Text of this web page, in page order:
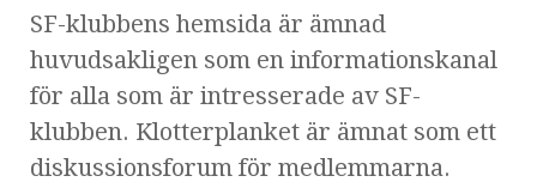
SF-klubbens hemsida är ämnad
huvudsakligen som en informationskanal
för alla som är intresserade av SF-
klubben. Klotterplanket är ämnat som ett
diskussionsforum för medlemmarna.